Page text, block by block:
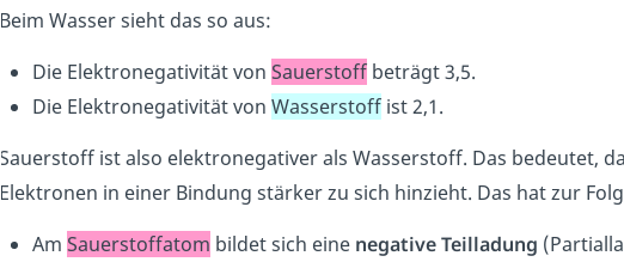
Beim Wasser sieht das so aus:
Die Elektronegativität von Sauerstoff beträgt 3,5.
Die Elektronegativität von Wasserstoff ist 2,1.
Sauerstoff ist also elektronegativer als Wasserstoff. Das bedeutet,
Elektronen in einer Bindung stärker zu sich hinzieht. Das hat zur
Am Sauerstoffatom bildet sich eine negative Teilladung